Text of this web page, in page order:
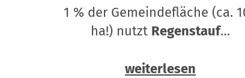
1 % der Gemeindefläche (ca.
ha!) nutzt Regenstauf…
weiterlesen